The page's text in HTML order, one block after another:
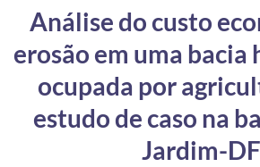
Controladoria-Geral da União
Análise do custo
erosão em uma bacia
ocupada por
estudo de caso na
Jardim-DF